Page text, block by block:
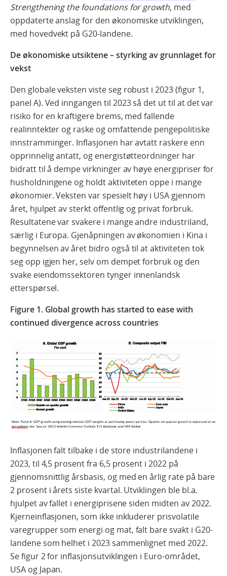
Strengthening the foundations for growth, med
oppdaterte anslag for den økonomiske utviklingen,
med hovedvekt på G20-landene.
De økonomiske utsiktene – styrking av grunnlaget for
vekst
Den globale veksten viste seg robust i 2023 (figur 1,
panel A). Ved inngangen til 2023 så det ut til at det var
risiko for en kraftigere brems, med fallende
realinntekter og raske og omfattende pengepolitiske
innstramminger. Inflasjonen har avtatt raskere enn
opprinnelig antatt, og energistøtteordninger har
bidratt til å dempe virkninger av høye energipriser for
husholdningene og holdt aktiviteten oppe i mange
økonomier. Veksten var spesielt høy i USA gjennom
året, hjulpet av sterkt offentlig og privat forbruk.
Resultatene var svakere i mange andre industriland,
særlig i Europa. Gjenåpningen av økonomien i Kina i
begynnelsen av året bidro også til at aktiviteten tok
seg opp igjen her, selv om dempet forbruk og den
svake eiendomssektoren tynger innenlandsk
etterspørsel.
Figure 1. Global growth has started to ease with
continued divergence across countries
Inflasjonen falt tilbake i de store industrilandene i
2023, til 4,5 prosent fra 6,5 prosent i 2022 på
gjennomsnittlig årsbasis, og med en årlig rate på bare
2 prosent i årets siste kvartal. Utviklingen ble bl.a.
hjulpet av fallet i energiprisene siden midten av 2022.
Kjerneinflasjonen, som ikke inkluderer prisvolatile
varegrupper som energi og mat, falt bare svakt i G20-
landene som helhet i 2023 sammenlignet med 2022.
Se figur 2 for inflasjonsutviklingen i Euro-området,
USA og Japan.